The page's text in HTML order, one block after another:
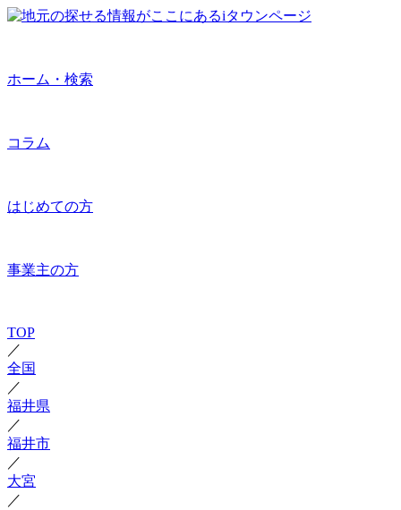
ホーム・検索
コラム
はじめての方
事業主の方
TOP
／
全国
／
福井県
／
福井市
／
大宮
／